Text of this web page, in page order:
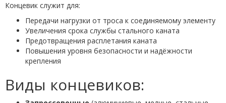
Концевик служит для:
Передачи нагрузки от троса к соединяемому элементу
Увеличения срока службы стального каната
Предотвращения расплетания каната
Повышения уровня безопасности и надёжности
крепления
Виды концевиков: